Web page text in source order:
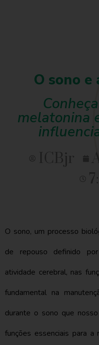
O sono
melatonina
O sono, um processo
de repouso definido
atividade cerebral, nas
fundamental na
durante o sono que
funções essenciais para a